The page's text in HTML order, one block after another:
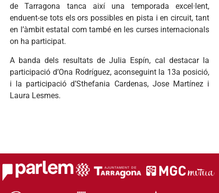
de Tarragona tanca així una temporada excel·lent,
enduent-se tots els ors possibles en pista i en circuit, tant
en l’àmbit estatal com també en les curses internacionals
on ha participat.
A banda dels resultats de Julia Espín, cal destacar la
participació d’Ona Rodríguez, aconseguint la 13a posició,
i la participació d’Sthefania Cardenas, Jose Martínez i
Laura Lesmes.